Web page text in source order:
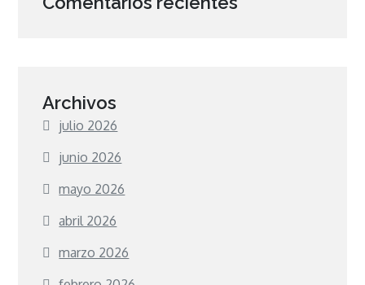
Archivos
julio 2026
junio 2026
mayo 2026
abril 2026
marzo 2026